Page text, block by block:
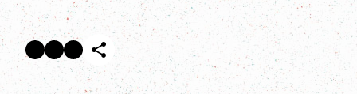
Facebook Abre en nueva ventana
Twitter Abre en nueva ventana
InstagramAbre en nueva ventana